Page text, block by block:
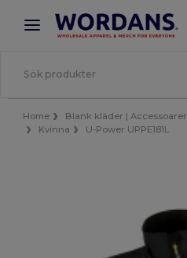
× Wordans-app
Bättre priser i appen!
Home Blank kläder | Accessoarer
Kvinna
U-Power UPPE181L